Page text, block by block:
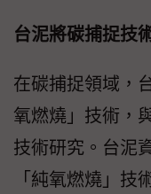
台泥將碳捕捉技
在碳捕捉領域，
氧燃燒」技術，
技術研究。台泥
「純氧燃燒」技